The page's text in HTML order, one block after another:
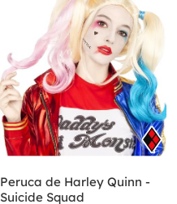
Peruca de Harley Quinn -
Suicide Squad